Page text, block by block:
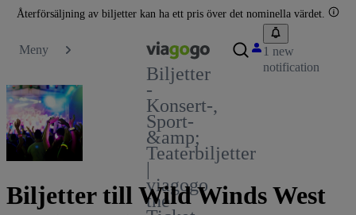
Återförsäljning av biljetter kan ha ett pris över det nominella värdet.
Meny
Biljetter
-
Konsert-,
Sport-
&amp;
Teaterbiljetter
|
viagogo
the
1 new
notification
Biljetter till Wild Winds West